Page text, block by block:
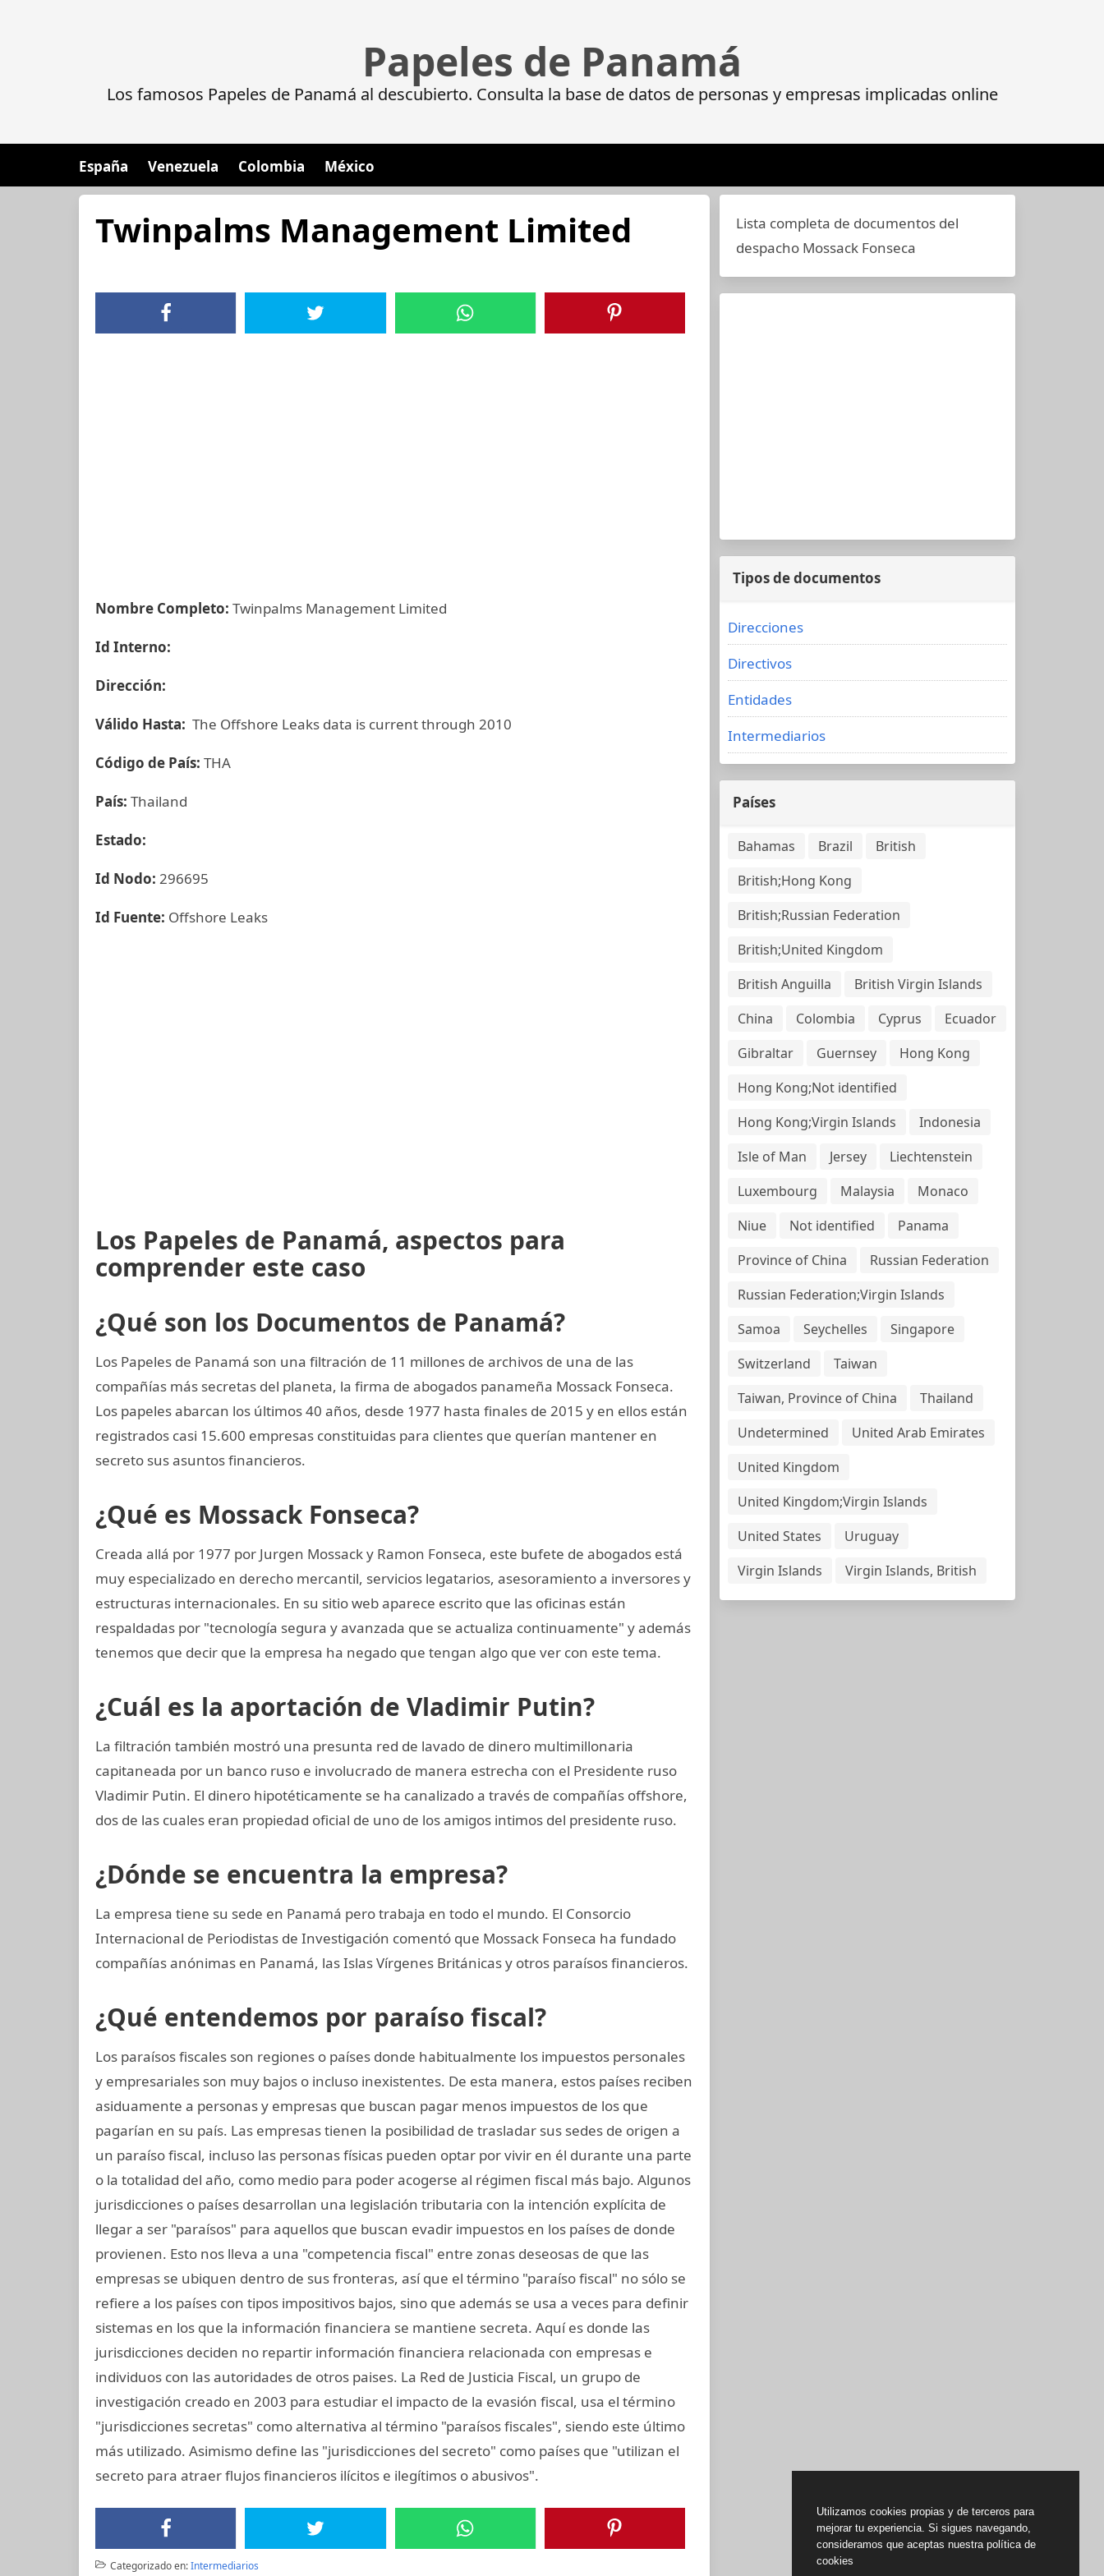
Papeles de Panamá
Los famosos Papeles de Panamá al descubierto. Consulta la base de datos de personas y empresas implicadas online
España Venezuela Colombia México
Twinpalms Management Limited
Nombre Completo: Twinpalms Management Limited
Id Interno:
Dirección:
Válido Hasta: The Offshore Leaks data is current through 2010
Código de País: THA
País: Thailand
Estado:
Id Nodo: 296695
Id Fuente: Offshore Leaks
Los Papeles de Panamá, aspectos para
comprender este caso
¿Qué son los Documentos de Panamá?
Los Papeles de Panamá son una filtración de 11 millones de archivos de una de las
compañías más secretas del planeta, la firma de abogados panameña Mossack Fonseca.
Los papeles abarcan los últimos 40 años, desde 1977 hasta finales de 2015 y en ellos están
registrados casi 15.600 empresas constituidas para clientes que querían mantener en
secreto sus asuntos financieros.
¿Qué es Mossack Fonseca?
Creada allá por 1977 por Jurgen Mossack y Ramon Fonseca, este bufete de abogados está
muy especializado en derecho mercantil, servicios legatarios, asesoramiento a inversores y
estructuras internacionales. En su sitio web aparece escrito que las oficinas están
respaldadas por "tecnología segura y avanzada que se actualiza continuamente" y además
tenemos que decir que la empresa ha negado que tengan algo que ver con este tema.
¿Cuál es la aportación de Vladimir Putin?
La filtración también mostró una presunta red de lavado de dinero multimillonaria
capitaneada por un banco ruso e involucrado de manera estrecha con el Presidente ruso
Vladimir Putin. El dinero hipotéticamente se ha canalizado a través de compañías offshore,
dos de las cuales eran propiedad oficial de uno de los amigos intimos del presidente ruso.
¿Dónde se encuentra la empresa?
La empresa tiene su sede en Panamá pero trabaja en todo el mundo. El Consorcio
Internacional de Periodistas de Investigación comentó que Mossack Fonseca ha fundado
compañías anónimas en Panamá, las Islas Vírgenes Británicas y otros paraísos financieros.
¿Qué entendemos por paraíso fiscal?
Los paraísos fiscales son regiones o países donde habitualmente los impuestos personales
y empresariales son muy bajos o incluso inexistentes. De esta manera, estos países reciben
asiduamente a personas y empresas que buscan pagar menos impuestos de los que
pagarían en su país. Las empresas tienen la posibilidad de trasladar sus sedes de origen a
un paraíso fiscal, incluso las personas físicas pueden optar por vivir en él durante una parte
o la totalidad del año, como medio para poder acogerse al régimen fiscal más bajo. Algunos
jurisdicciones o países desarrollan una legislación tributaria con la intención explícita de
llegar a ser "paraísos" para aquellos que buscan evadir impuestos en los países de donde
provienen. Esto nos lleva a una "competencia fiscal" entre zonas deseosas de que las
empresas se ubiquen dentro de sus fronteras, así que el término "paraíso fiscal" no sólo se
refiere a los países con tipos impositivos bajos, sino que además se usa a veces para definir
sistemas en los que la información financiera se mantiene secreta. Aquí es donde las
jurisdicciones deciden no repartir información financiera relacionada con empresas e
individuos con las autoridades de otros paises. La Red de Justicia Fiscal, un grupo de
investigación creado en 2003 para estudiar el impacto de la evasión fiscal, usa el término
"jurisdicciones secretas" como alternativa al término "paraísos fiscales", siendo este último
más utilizado. Asimismo define las "jurisdicciones del secreto" como países que "utilizan el
secreto para atraer flujos financieros ilícitos e ilegítimos o abusivos".
Categorizado en:Intermediarios
Lista completa de documentos del
despacho Mossack Fonseca
Tipos de documentos
Direcciones
Directivos
Entidades
Intermediarios
Países
Bahamas Brazil
British
British;Hong Kong
British;Russian Federation
British;United Kingdom
British Anguilla
British Virgin Islands
China
Colombia Cyprus
Ecuador
Gibraltar
Guernsey
Hong Kong
Hong Kong;Not identified
Hong Kong;Virgin Islands
Indonesia
Isle of Man
Jersey
Liechtenstein
Luxembourg
Malaysia
Monaco
Niue
Not identified
Panama
Province of China
Russian Federation
Russian Federation;Virgin Islands
Samoa
Seychelles
Singapore
Switzerland
Taiwan
Taiwan, Province of China
Thailand
Undetermined
United Arab Emirates
United Kingdom
United Kingdom;Virgin Islands
United States
Uruguay
Virgin Islands
Virgin Islands, British
Utilizamos cookies propias y de terceros para
mejorar tu experiencia. Si sigues navegando,
consideramos que aceptas nuestra política de
cookies